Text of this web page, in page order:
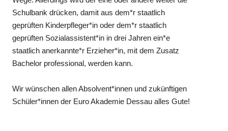
Schulbank drücken, damit aus dem*r staatlich
geprüften Kinderpfleger*in oder dem*r staatlich
geprüften Sozialassistent*in in drei Jahren ein*e
staatlich anerkannte*r Erzieher*in, mit dem Zusatz
Bachelor professional, werden kann.
Wir wünschen allen Absolvent*innen und zukünftigen
Schüler*innen der Euro Akademie Dessau alles Gute!